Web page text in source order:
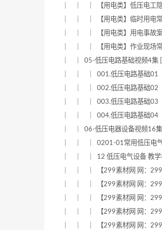
｜ ｜ ｜ 【用电类】低压电工隐
｜ ｜ ｜ 【用电类】临时用电常
｜ ｜ ｜ 【用电类】用电事故案
｜ ｜ ｜ 【用电类】作业现场常
｜ ｜ 05-低压电路基础视频4集 [
｜ ｜ ｜ 001.低压电路基础01
｜ ｜ ｜ 002.低压电路基础02
｜ ｜ ｜ 003.低压电路基础03
｜ ｜ ｜ 004.低压电路基础04
｜ ｜ 06-低压电器设备视频16集
｜ ｜ ｜ 0201-01常用低压电气
｜ ｜ ｜ 12 低压电气设备 教学
｜ ｜ ｜ 【299素材网 网：
｜ ｜ ｜ 【299素材网 网：
｜ ｜ ｜ 【299素材网 网：
｜ ｜ ｜ 【299素材网 网：
｜ ｜ ｜ 【299素材网 网：